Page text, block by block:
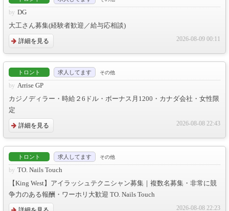
DG
大工さん募集(経験者歓迎／給与応相談)
詳細を見る 2026-08-09 00:11
トロント 求人してます その他
Arrise GP
カジノディラー・時給２6ドル・ボーナス月1200・カナダ会社・女性限
定
詳細を見る 2026-08-08 22:43
トロント 求人してます その他
TO. Nails Touch
【King West】アイラッシュテクニシャン募集｜複数名募集・非常に競
争力のある報酬・ワーホリ大歓迎 TO. Nails Touch
2026-08-08 22:23